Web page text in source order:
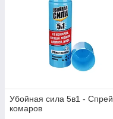
Убойная сила 5в1 -
комаров